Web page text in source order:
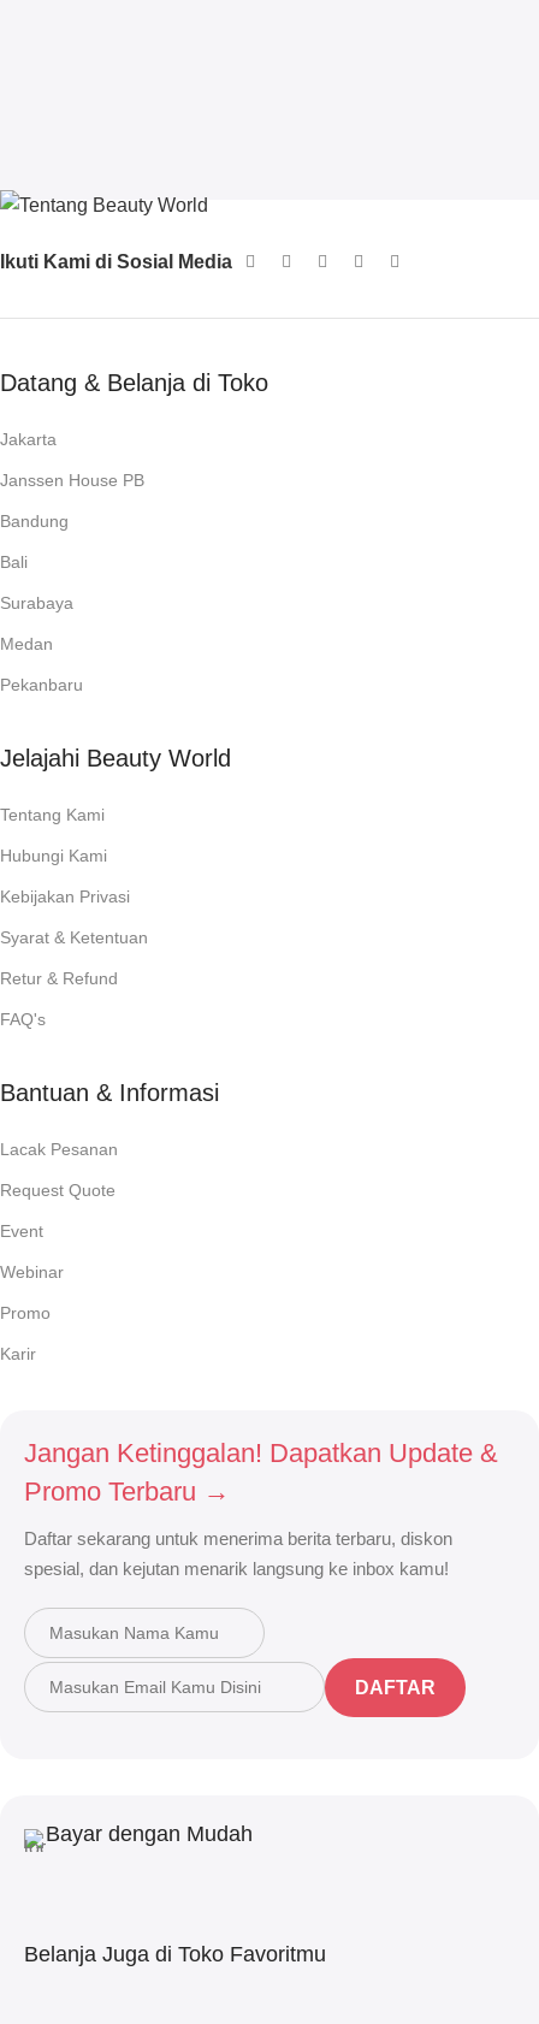
Ikuti Kami di Sosial Media
Datang & Belanja di Toko
Jakarta
Janssen House PB
Bandung
Bali
Surabaya
Medan
Pekanbaru
Jelajahi Beauty World
Tentang Kami
Hubungi Kami
Kebijakan Privasi
Syarat & Ketentuan
Retur & Refund
FAQ's
Bantuan & Informasi
Lacak Pesanan
Request Quote
Event
Webinar
Promo
Karir
Jangan Ketinggalan! Dapatkan Update &
Promo Terbaru →
Daftar sekarang untuk menerima berita terbaru, diskon
spesial, dan kejutan menarik langsung ke inbox kamu!
DAFTAR
Bayar dengan Mudah
Belanja Juga di Toko Favoritmu